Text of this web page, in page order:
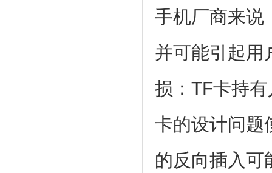
手机厂商来说
并可能引起用
损：TF卡持
卡的设计问题
的反向插入可